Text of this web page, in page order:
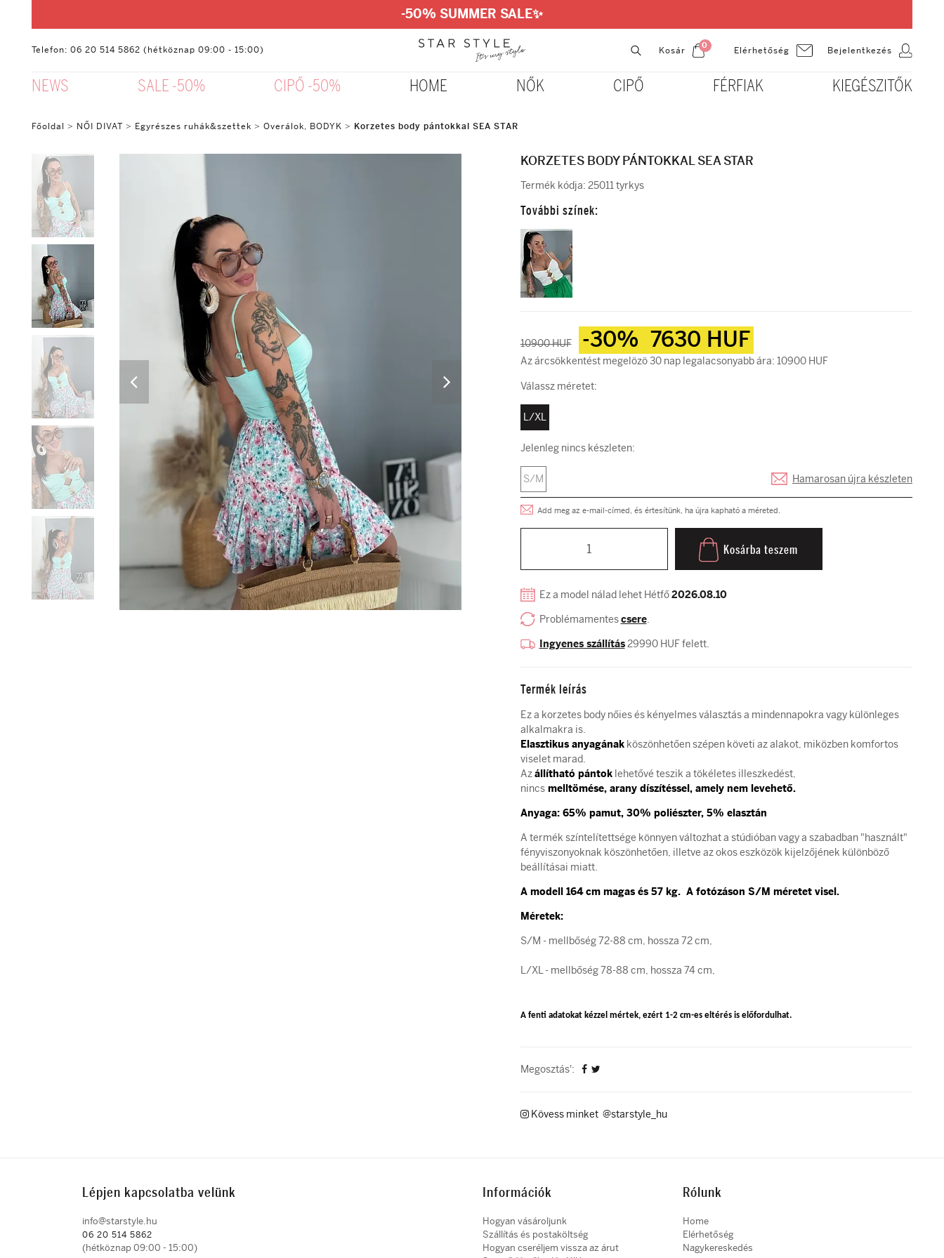
-50% SUMMER SALE✨
Telefon: 06 20 514 5862 (hétköznap 09:00 - 15:00) Kosár
0
Elérhetőség Bejelentkezés
NEWS SALE -50% CIPŐ -50% HOME NŐK CIPŐ FÉRFIAK KIEGÉSZITŐK
Főoldal > NŐI DIVAT > Egyrészes ruhák&szettek > Overálok, BODYK > Korzetes body pántokkal SEA STAR
KORZETES BODY PÁNTOKKAL SEA STAR
Termék kódja: 25011 tyrkys
További színek:
10900 HUF -30% 7630 HUF
Az árcsökkentést megelözö 30 nap legalacsonyabb ára: 10900 HUF
Válassz méretet:
L/XL
Jelenleg nincs készleten:
S/M Hamarosan újra készleten
Add meg az e-mail-címed, és értesítünk, ha újra kapható a méreted.
Kosárba teszem
Ez a model nálad lehet Hétfő2026.08.10
Problémamentescsere.
Ingyenes szállítás29990 HUF felett.
Termék leírás
Ez a korzetes body nőies és kényelmes választás a mindennapokra vagy különleges
alkalmakra is.
Elasztikus anyagánakköszönhetően szépen követi az alakot, miközben komfortos
viselet marad.
Azállítható pántoklehetővé teszik a tökéletes illeszkedést,
nincsmelltömése, arany díszítéssel, amely nem levehető.
Anyaga: 65% pamut, 30% poliészter, 5% elasztán
A termék színtelítettsége könnyen változhat a stúdióban vagy a szabadban "használt"
fényviszonyoknak köszönhetően, illetve az okos eszközök kijelzőjének különböző
beállításai miatt.
A modell 164 cm magas és 57 kg. A fotózáson S/M méretet visel.
Méretek:
S/M - mellbőség 72-88 cm, hossza 72 cm,
L/XL - mellbőség 78-88 cm, hossza 74 cm,
A fenti adatokat kézzel mértek, ezért 1-2 cm-es eltérés is előfordulhat.
Megosztás':
Kövess minket @starstyle_hu
Lépjen kapcsolatba velünk
info@starstyle.hu
06 20 514 5862
(hétköznap 09:00 - 15:00)
Információk
Hogyan vásároljunk
Szállítás és postaköltség
Hogyan cseréljem vissza az árut
Rólunk
Home
Elérhetőség
Nagykereskedés